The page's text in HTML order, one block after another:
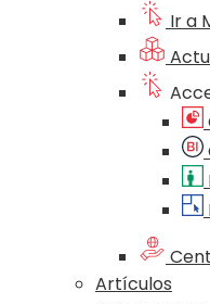
Ir a
Artículos